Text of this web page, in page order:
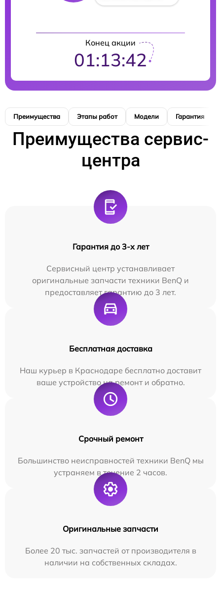
Конец акции
01:13:41
Преимущества Этапы работ Модели Гарантия
Преимущества сервис-
центра
Гарантия до 3-х лет
Сервисный центр устанавливает
оригинальные запчасти техники BenQ и
предоставляет гарантию до 3 лет.
Бесплатная доставка
Наш курьер в Краснодаре бесплатно доставит
ваше устройство на ремонт и обратно.
Срочный ремонт
Большинство неисправностей техники BenQ мы
устраняем в течение 2 часов.
Оригинальные запчасти
Более 20 тыс. запчастей от производителя в
наличии на собственных складах.